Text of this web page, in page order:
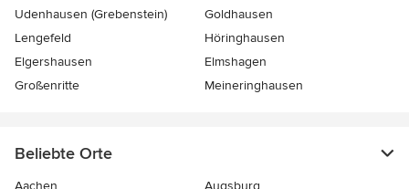
Udenhausen (Grebenstein)
Goldhausen
Lengefeld
Höringhausen
Elgershausen
Elmshagen
Großenritte
Meineringhausen
Beliebte Orte